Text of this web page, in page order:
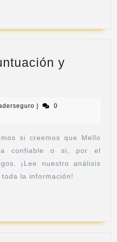
y
0
si creemos que Mello
confiable o si, por el
¡Lee nuestro análisis
la información!